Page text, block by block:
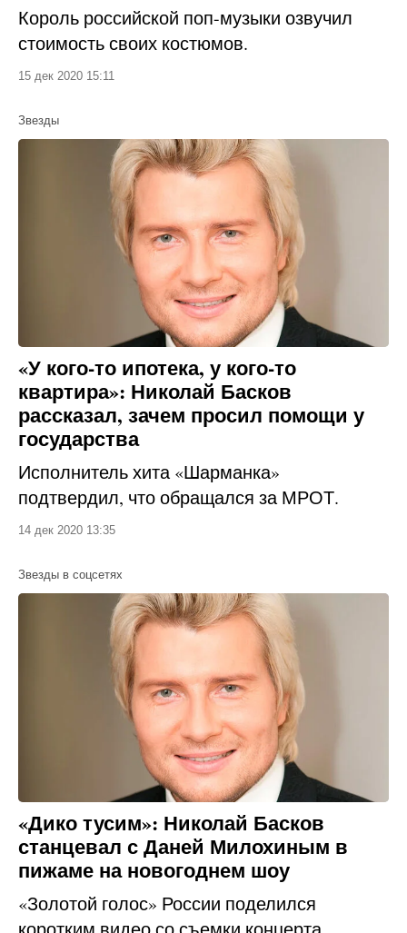
Король российской поп-музыки озвучил
стоимость своих костюмов.
15 дек 2020 15:11
Звезды
«У кого-то ипотека, у кого-то
квартира»: Николай Басков
рассказал, зачем просил помощи у
государства
Исполнитель хита «Шарманка»
подтвердил, что обращался за МРОТ.
14 дек 2020 13:35
Звезды в соцсетях
«Дико тусим»: Николай Басков
станцевал с Даней Милохиным в
пижаме на новогоднем шоу
«Золотой голос» России поделился